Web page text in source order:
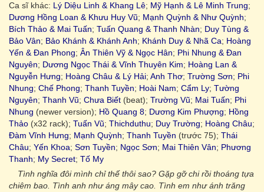
Ca sĩ khác: Lý Diệu Linh & Khang Lê; Mỹ Hạnh & Lê Minh Trung;
Dương Hồng Loan & Khưu Huy Vũ; Mạnh Quỳnh & Như Quỳnh;
Bích Thảo & Mai Tuấn; Tuấn Quang & Thanh Nhàn; Duy Tùng &
Bảo Vân; Bảo Khánh & Khánh Anh; Khánh Duy & Nhã Ca; Hoàng
Yến & Đan Phong; Ân Thiên Vỹ & Ngọc Hân; Phi Nhung & Đan
Nguyên; Dương Ngọc Thái & Vĩnh Thuyên Kim; Hoàng Lan &
Nguyễn Hưng; Hoàng Châu & Lý Hải; Anh Thơ; Trường Sơn; Phi
Nhung; Chế Phong; Thanh Tuyền; Hoài Nam; Cẩm Ly; Tường
Nguyên; Thanh Vũ; Chưa Biết (beat); Trường Vũ; Mai Tuấn; Phi
Nhung (newer version); Hồ Quang 8; Dương Kim Phượng; Hồng
Thảo (x32 rack); Tuấn Vũ; Thichduthu; Duy Trường; Hoàng Châu;
Đàm Vĩnh Hưng; Mạnh Quỳnh; Thanh Tuyền (trước 75); Thái
Châu; Yến Khoa; Sơn Tuyền; Ngọc Sơn; Mai Thiên Vân; Phương
Thanh; My Secret; Tố My
Tình nghĩa đôi mình chỉ thế thôi sao? Gặp gỡ chi rồi thoáng tựa
chiêm bao. Tình anh như áng mây cao. Tình em như ánh trăng